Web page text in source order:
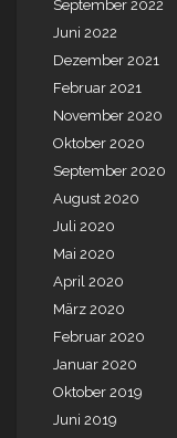
September 2022
Juni 2022
Dezember 2021
Februar 2021
November 2020
Oktober 2020
September 2020
August 2020
Juli 2020
Mai 2020
April 2020
März 2020
Februar 2020
Januar 2020
Oktober 2019
Juni 2019